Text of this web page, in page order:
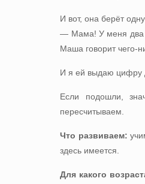
И вот, она берёт
— Мама! У меня два
Маша говорит чего-
И я ей выдаю цифру
Если подошли,
пересчитываем.
Что развиваем:
здесь имеется.
Для какого